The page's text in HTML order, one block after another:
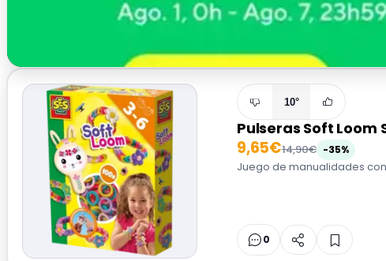
10°
Pulseras Soft Loom
9,65€14,90€ -35%
Juego de manualidades
0